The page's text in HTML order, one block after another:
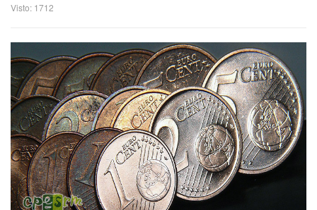
Visto: 1712